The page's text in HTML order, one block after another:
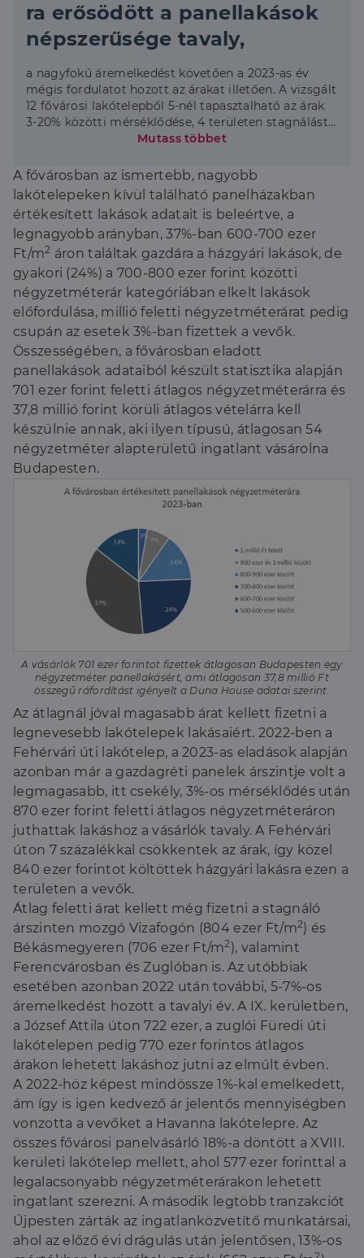
ra erősödött a panellakások
népszerűsége tavaly,
a nagyfokú áremelkedést követően a 2023-as év
mégis fordulatot hozott az árakat illetően. A vizsgált
12 fővárosi lakótelepből 5-nél tapasztalható az árak
3-20% közötti mérséklődése, 4 területen stagnálást
és csupán 3 esetben mutattak további növekedést
részleteit Benedikt Károly, a Duna House PR- és
elemzési vezetője.
Mutass többet
A fővárosban az ismertebb, nagyobb
lakótelepeken kívül található panelházakban
értékesített lakások adatait is beleértve, a
legnagyobb arányban, 37%-ban 600-700 ezer
Ft/m2 áron találtak gazdára a házgyári lakások, de
gyakori (24%) a 700-800 ezer forint közötti
négyzetméterár kategóriában elkelt lakások
előfordulása, millió feletti négyzetméterárat pedig
csupán az esetek 3%-ban fizettek a vevők.
Összességében, a fővárosban eladott
panellakások adataiból készült statisztika alapján
701 ezer forint feletti átlagos négyzetméterárra és
37,8 millió forint körüli átlagos vételárra kell
készülnie annak, aki ilyen típusú, átlagosan 54
négyzetméter alapterületű ingatlant vásárolna
Budapesten.
A vásárlók 701 ezer forintot fizettek átlagosan Budapesten egy
négyzetméter panellakásért, ami átlagosan 37,8 millió Ft
összegű ráfordítást igényelt a Duna House adatai szerint.
Az átlagnál jóval magasabb árat kellett fizetni a
legnevesebb lakótelepek lakásaiért. 2022-ben a
Fehérvári úti lakótelep, a 2023-as eladások alapján
azonban már a gazdagréti panelek árszintje volt a
legmagasabb, itt csekély, 3%-os mérséklődés után
870 ezer forint feletti átlagos négyzetméteráron
juthattak lakáshoz a vásárlók tavaly. A Fehérvári
úton 7 százalékkal csökkentek az árak, így közel
840 ezer forintot költöttek házgyári lakásra ezen a
területen a vevők.
Átlag feletti árat kellett még fizetni a stagnáló
árszinten mozgó Vizafogón (804 ezer Ft/m2) és
Békásmegyeren (706 ezer Ft/m2 ), valamint
Ferencvárosban és Zuglóban is. Az utóbbiak
esetében azonban 2022 után további, 5-7%-os
áremelkedést hozott a tavalyi év. A IX. kerületben,
a József Attila úton 722 ezer, a zuglói Füredi úti
lakótelepen pedig 770 ezer forintos átlagos
árakon lehetett lakáshoz jutni az elmúlt évben.
A 2022-höz képest mindössze 1%-kal emelkedett,
ám így is igen kedvező ár jelentős mennyiségben
vonzotta a vevőket a Havanna lakótelepre. Az
összes fővárosi panelvásárló 18%-a döntött a XVIII.
kerületi lakótelep mellett, ahol 577 ezer forinttal a
legalacsonyabb négyzetméterárakon lehetett
ingatlant szerezni. A második legtöbb tranzakciót
Újpesten zárták az ingatlanközvetítő munkatársai,
ahol az előző évi drágulás után jelentősen, 13%-os